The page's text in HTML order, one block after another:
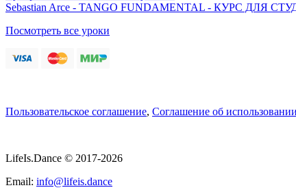
Sebastian Arce - TANGO FUNDAMENTAL - КУРС
Посмотреть все уроки
Пользовательское соглашение, Соглашение об
LifeIs.Dance © 2017-2026
Email: info@lifeis.dance